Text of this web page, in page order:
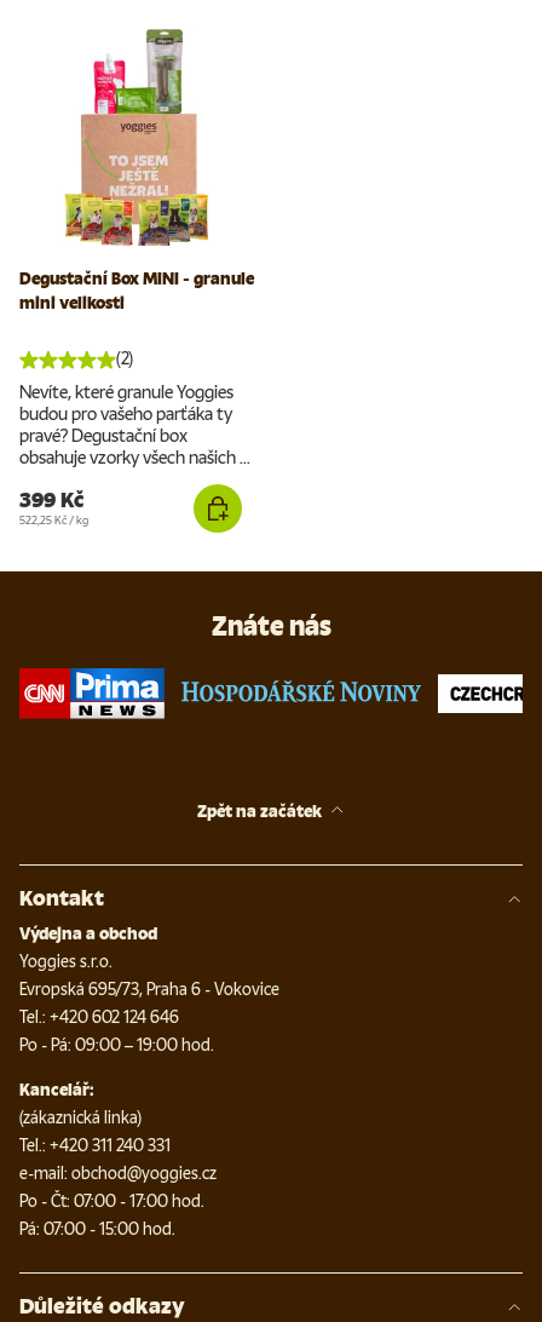
Degustační Box MINI - granule
mini velikosti
(2)
Nevíte, které granule Yoggies
budou pro vašeho parťáka ty
pravé? Degustační box
obsahuje vzorky všech našich ...
399 Kč
Cena za jednotku
522,25 Kč /kg
Znáte nás
Zpět na začátek
Kontakt
Výdejna a obchod
Yoggies s.r.o.
Evropská 695/73, Praha 6 - Vokovice
Tel.: +420 602 124 646
Po - Pá: 09:00 – 19:00 hod.
Kancelář:
(zákaznická linka)
Tel.: +420 311 240 331
e-mail: obchod@yoggies.cz
Po - Čt: 07:00 - 17:00 hod.
Pá: 07:00 - 15:00 hod.
Důležité odkazy